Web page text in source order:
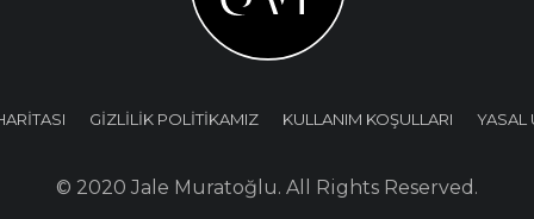
GİZLİLİK POLİTİKAMIZ KULLANIM KOŞULLARI YASAL
© 2020 Jale Muratoğlu. All Rights Reserved.